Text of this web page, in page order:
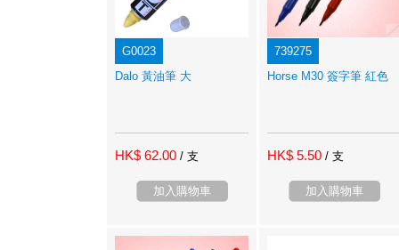
G0023
Dalo 黃油筆 大
HK$ 62.00 / 支
加入購物車
739275
Horse M30 簽字筆 紅色
HK$ 5.50 / 支
加入購物車